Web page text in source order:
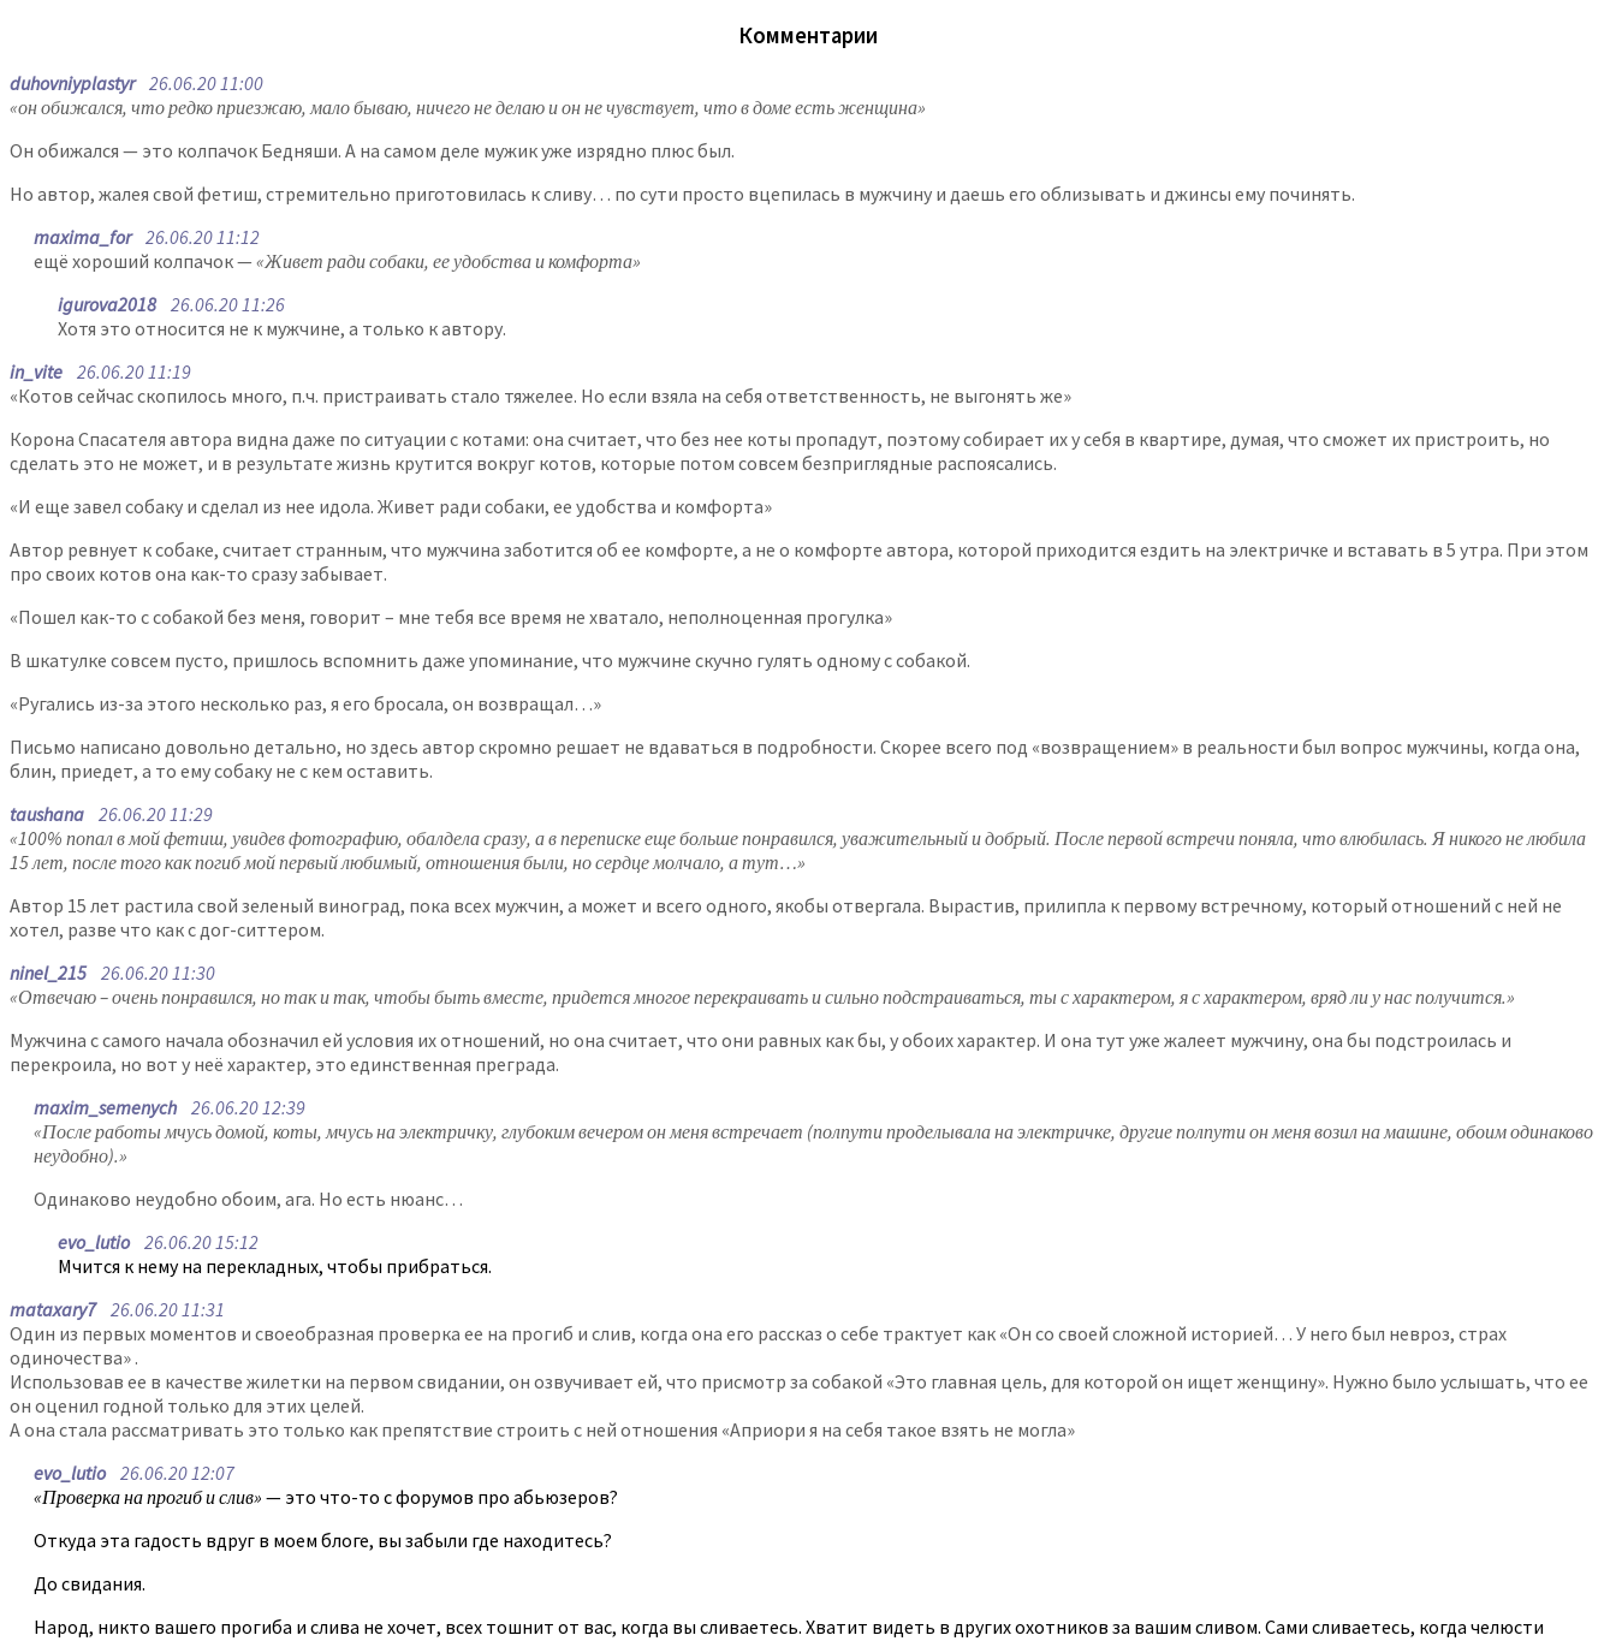
Комментарии
duhovniyplastyr26.06.20 11:00
«он обижался, что редко приезжаю, мало бываю, ничего не делаю и он не чувствует, что в доме есть женщина»
Он обижался — это колпачок Бедняши. А на самом деле мужик уже изрядно плюс был.
Но автор, жалея свой фетиш, стремительно приготовилась к сливу… по сути просто вцепилась в мужчину и даешь его облизывать и джинсы ему починять.
maxima_for26.06.20 11:12
ещё хороший колпачок — «Живет ради собаки, ее удобства и комфорта»
igurova201826.06.20 11:26
Хотя это относится не к мужчине, а только к автору.
in_vite 26.06.20 11:19
«Котов сейчас скопилось много, п.ч. пристраивать стало тяжелее. Но если взяла на себя ответственность, не выгонять же»
Корона Спасателя автора видна даже по ситуации с котами: она считает, что без нее коты пропадут, поэтому собирает их у себя в квартире, думая, что сможет их пристроить, но
сделать это не может, и в результате жизнь крутится вокруг котов, которые потом совсем безприглядные распоясались.
«И еще завел собаку и сделал из нее идола. Живет ради собаки, ее удобства и комфорта»
Автор ревнует к собаке, считает странным, что мужчина заботится об ее комфорте, а не о комфорте автора, которой приходится ездить на электричке и вставать в 5 утра. При этом
про своих котов она как-то сразу забывает.
«Пошел как-то с собакой без меня, говорит – мне тебя все время не хватало, неполноценная прогулка»
В шкатулке совсем пусто, пришлось вспомнить даже упоминание, что мужчине скучно гулять одному с собакой.
«Ругались из-за этого несколько раз, я его бросала, он возвращал…»
Письмо написано довольно детально, но здесь автор скромно решает не вдаваться в подробности. Скорее всего под «возвращением» в реальности был вопрос мужчины, когда она,
блин, приедет, а то ему собаку не с кем оставить.
taushana 26.06.20 11:29
«100% попал в мой фетиш, увидев фотографию, обалдела сразу, а в переписке еще больше понравился, уважительный и добрый. После первой встречи поняла, что влюбилась. Я никого не любила
15 лет, после того как погиб мой первый любимый, отношения были, но сердце молчало, а тут…»
Автор 15 лет растила свой зеленый виноград, пока всех мужчин, а может и всего одного, якобы отвергала. Вырастив, прилипла к первому встречному, который отношений с ней не
хотел, разве что как с дог-ситтером.
ninel_21526.06.20 11:30
«Отвечаю – очень понравился, но так и так, чтобы быть вместе, придется многое перекраивать и сильно подстраиваться, ты с характером, я с характером, вряд ли у нас получится.»
Мужчина с самого начала обозначил ей условия их отношений, но она считает, что они равных как бы, у обоих характер. И она тут уже жалеет мужчину, она бы подстроилась и
перекроила, но вот у неё характер, это единственная преграда.
maxim_semenych26.06.20 12:39
«После работы мчусь домой, коты, мчусь на электричку, глубоким вечером он меня встречает (полпути проделывала на электричке, другие полпути он меня возил на машине, обоим одинаково
неудобно).»
Одинаково неудобно обоим, ага. Но есть нюанс…
evo_lutio26.06.20 15:12
Мчится к нему на перекладных, чтобы прибраться.
mataxary726.06.20 11:31
Один из первых моментов и своеобразная проверка ее на прогиб и слив, когда она его рассказ о себе трактует как «Он со своей сложной историей… У него был невроз, страх
одиночества» .
Использовав ее в качестве жилетки на первом свидании, он озвучивает ей, что присмотр за собакой «Это главная цель, для которой он ищет женщину». Нужно было услышать, что ее
он оценил годной только для этих целей.
А она стала рассматривать это только как препятствие строить с ней отношения «Априори я на себя такое взять не могла»
evo_lutio26.06.20 12:07
«Проверка на прогиб и слив» — это что-то с форумов про абьюзеров?
Откуда эта гадость вдруг в моем блоге, вы забыли где находитесь?
До свидания.
Народ, никто вашего прогиба и слива не хочет, всех тошнит от вас, когда вы сливаетесь. Хватит видеть в других охотников за вашим сливом. Сами сливаетесь, когда челюсти